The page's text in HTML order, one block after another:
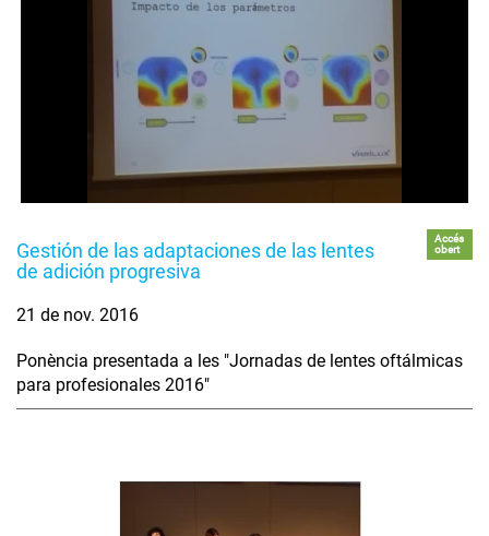
Gestión de las adaptaciones de las lentes
de adición progresiva
Accés
obert
21 de nov. 2016
Ponència presentada a les "Jornadas de lentes oftálmicas
para profesionales 2016"